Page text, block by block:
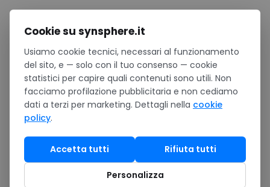
Salta al contenuto
Home / Brand partner
MONITOR BUSINESS, SIGNAGE E DISPLAY PROFESSIONALI
LG
Categoria:Periferiche e Networking
LG Electronics è il colosso sudcoreano leader nella
produzione di display (monitor, TV, signage, OLED) e
Cookie su synsphere.it
Usiamo cookie tecnici, necessari al funzionamento
del sito, e — solo con il tuo consenso — cookie
statistici per capire quali contenuti sono utili. Non
facciamo profilazione pubblicitaria e non cediamo
dati a terzi per marketing. Dettagli nella cookie
policy.
Accetta tutti Rifiuta tutti
Personalizza